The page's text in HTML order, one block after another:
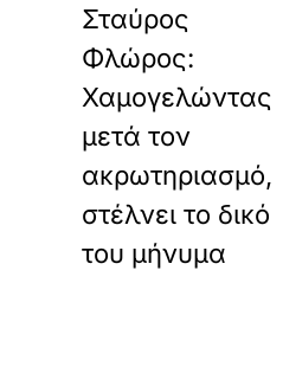
Σταύρος
Φλώρος:
Χαμογελώντας
μετά τον
ακρωτηριασμό,
στέλνει το δικό
του μήνυμα